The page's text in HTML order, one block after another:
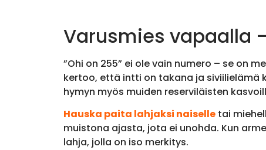
Varusmies vapaalla
”Ohi on 255” ei ole vain numero – se on
kertoo, että intti on takana ja siviilielämä
hymyn myös muiden reserviläisten
Hauska paita lahjaksi naiselletai
muistona ajasta, jota ei unohda. Kun
lahja, jolla on iso merkitys.